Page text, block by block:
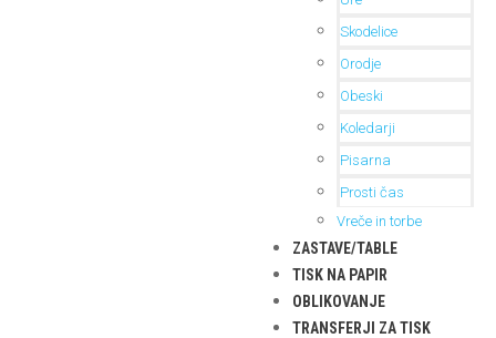
Skodelice
Orodje
Obeski
Koledarji
Pisarna
Prosti čas
Vreče in torbe
ZASTAVE/TABLE
TISK NA PAPIR
OBLIKOVANJE
TRANSFERJI ZA TISK